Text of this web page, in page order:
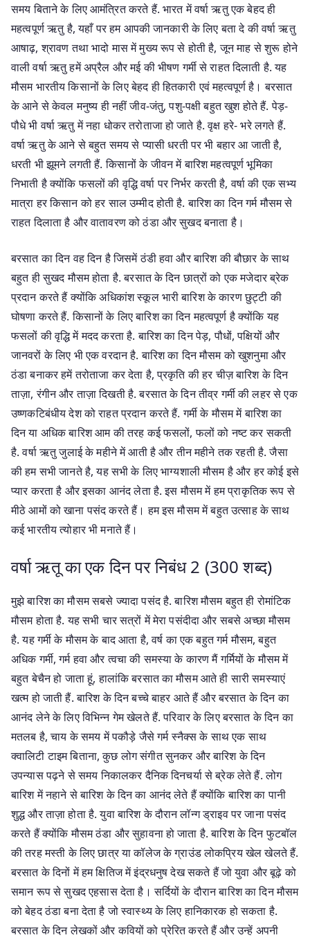
समय बिताने के लिए आमंत्रित करते हैं. भारत में वर्षा ऋतु एक बेहद ही
महत्वपूर्ण ऋतु है, यहाँ पर हम आपकी जानकारी के लिए बता दे की वर्षा ऋतु
आषाढ़, श्रावण तथा भादो मास में मुख्य रूप से होती है, जून माह से शुरू होने
वाली वर्षा ऋतु हमें अप्रैल और मई की भीषण गर्मी से राहत दिलाती है. यह
मौसम भारतीय किसानों के लिए बेहद ही हितकारी एवं महत्वपूर्ण है। बरसात
के आने से केवल मनुष्य ही नहीं जीव-जंतु, पशु-पक्षी बहुत खुश होते हैं. पेड़-
पौधे भी वर्षा ऋतु में नहा धोकर तरोताजा हो जाते है. वृक्ष हरे- भरे लगते हैं.
वर्षा ऋतु के आने से बहुत समय से प्यासी धरती पर भी बहार आ जाती है,
धरती भी झूमने लगती हैं. किसानों के जीवन में बारिश महत्वपूर्ण भूमिका
निभाती है क्योंकि फसलों की वृद्धि वर्षा पर निर्भर करती है, वर्षा की एक सभ्य
मात्रा हर किसान को हर साल उम्मीद होती है. बारिश का दिन गर्म मौसम से
राहत दिलाता है और वातावरण को ठंडा और सुखद बनाता है।
बरसात का दिन वह दिन है जिसमें ठंडी हवा और बारिश की बौछार के साथ
बहुत ही सुखद मौसम होता है. बरसात के दिन छात्रों को एक मजेदार ब्रेक
प्रदान करते हैं क्योंकि अधिकांश स्कूल भारी बारिश के कारण छुट्टी की
घोषणा करते हैं. किसानों के लिए बारिश का दिन महत्वपूर्ण है क्योंकि यह
फसलों की वृद्धि में मदद करता है. बारिश का दिन पेड़, पौधों, पक्षियों और
जानवरों के लिए भी एक वरदान है. बारिश का दिन मौसम को खुशनुमा और
ठंडा बनाकर हमें तरोताजा कर देता है, प्रकृति की हर चीज़ बारिश के दिन
ताज़ा, रंगीन और ताज़ा दिखती है. बरसात के दिन तीव्र गर्मी की लहर से एक
उष्णकटिबंधीय देश को राहत प्रदान करते हैं. गर्मी के मौसम में बारिश का
दिन या अधिक बारिश आम की तरह कई फसलों, फलों को नष्ट कर सकती
है. वर्षा ऋतु जुलाई के महीने में आती है और तीन महीने तक रहती है. जैसा
की हम सभी जानते है, यह सभी के लिए भाग्यशाली मौसम है और हर कोई इसे
प्यार करता है और इसका आनंद लेता है. इस मौसम में हम प्राकृतिक रूप से
मीठे आमों को खाना पसंद करते हैं। हम इस मौसम में बहुत उत्साह के साथ
कई भारतीय त्योहार भी मनाते हैं।
वर्षा ऋतू का एक दिन पर निबंध 2 (300 शब्द)
मुझे बारिश का मौसम सबसे ज्यादा पसंद है. बारिश मौसम बहुत ही रोमांटिक
मौसम होता है. यह सभी चार सत्रों में मेरा पसंदीदा और सबसे अच्छा मौसम
है. यह गर्मी के मौसम के बाद आता है, वर्ष का एक बहुत गर्म मौसम, बहुत
अधिक गर्मी, गर्म हवा और त्वचा की समस्या के कारण मैं गर्मियों के मौसम में
बहुत बेचैन हो जाता हूं, हालांकि बरसात का मौसम आते ही सारी समस्याएं
खत्म हो जाती हैं. बारिश के दिन बच्चे बाहर आते हैं और बरसात के दिन का
आनंद लेने के लिए विभिन्न गेम खेलते हैं. परिवार के लिए बरसात के दिन का
मतलब है, चाय के समय में पकौड़े जैसे गर्म स्नैक्स के साथ एक साथ
क्वालिटी टाइम बिताना, कुछ लोग संगीत सुनकर और बारिश के दिन
उपन्यास पढ़ने से समय निकालकर दैनिक दिनचर्या से ब्रेक लेते हैं. लोग
बारिश में नहाने से बारिश के दिन का आनंद लेते हैं क्योंकि बारिश का पानी
शुद्ध और ताज़ा होता है. युवा बारिश के दौरान लॉन्ग ड्राइव पर जाना पसंद
करते हैं क्योंकि मौसम ठंडा और सुहावना हो जाता है. बारिश के दिन फुटबॉल
की तरह मस्ती के लिए छात्र या कॉलेज के ग्राउंड लोकप्रिय खेल खेलते हैं.
बरसात के दिनों में हम क्षितिज में इंद्रधनुष देख सकते हैं जो युवा और बूढ़े को
समान रूप से सुखद एहसास देता है। सर्दियों के दौरान बारिश का दिन मौसम
को बेहद ठंडा बना देता है जो स्वास्थ्य के लिए हानिकारक हो सकता है.
बरसात के दिन लेखकों और कवियों को प्रेरित करते हैं और उन्हें अपनी